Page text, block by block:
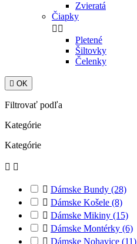
Zvieratá
Čiapky
 
Pletené
Šiltovky
Čelenky
 OK
Filtrovať podľa
Kategórie
Kategórie
 
 Dámske Bundy (28)
 Dámske Košele (8)
 Dámske Mikiny (15)
 Dámske Montérky (6)
 Dámske Nohavice (11)